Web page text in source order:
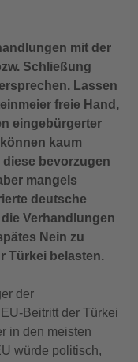
mit der
Schließung
Lassen
freie Hand,
eingebürgerter
kaum
bevorzugen
mangels
deutsche
Verhandlungen
Nein zu
Türkei belasten.
der
Beitritt der Türkei
in den meisten
würde politisch,